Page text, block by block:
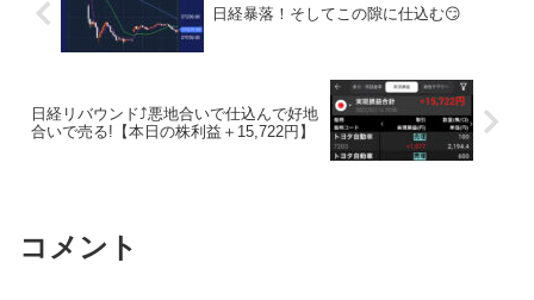
日経暴落！そしてこの隙に仕込む😏
日経リバウンド⤴︎悪地合いで仕込んで好地
合いで売る!【本日の株利益＋15,722円】
コメント